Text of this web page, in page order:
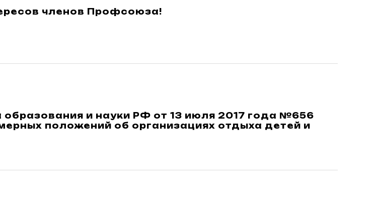
членов Профсоюза!
образования и науки РФ от 13 июля 2017 года №656
положений об организациях отдыха детей и